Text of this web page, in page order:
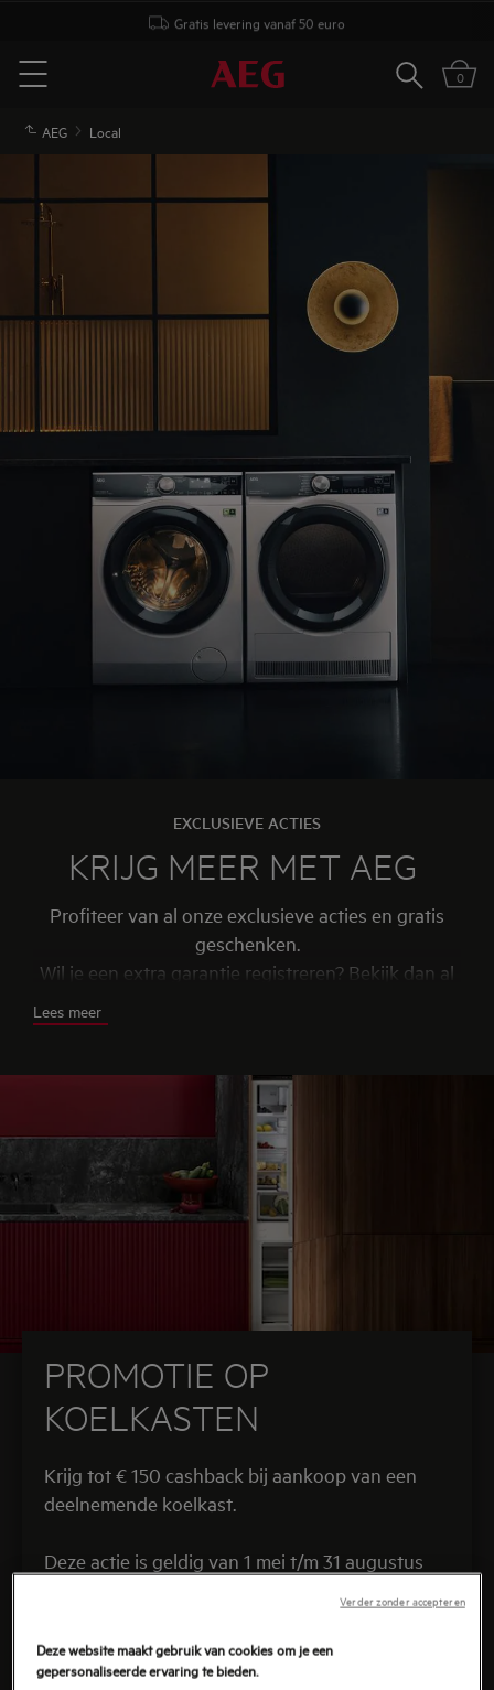
Gratis levering vanaf 50 euro
Menu
Zoeken0
AEG Local
EXCLUSIEVE ACTIES
KRIJG MEER MET AEG
Profiteer van al onze exclusieve acties en gratis
geschenken.
Wil je een extra garantie registreren? Bekijk dan al
Lees meer
PROMOTIE OP
KOELKASTEN
Krijg tot € 150 cashback bij aankoop van een
deelnemende koelkast.
Deze actie is geldig van 1 mei t/m 31 augustus
Ontdek de promotie op koelkasten
Deze website maakt gebruik van cookies om je een
gepersonaliseerde ervaring te bieden.
Verder zonder accepteren